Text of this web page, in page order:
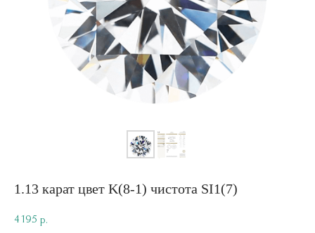
1.13 карат цвет K(8-1) чистота SI1(7)
4 195 р.